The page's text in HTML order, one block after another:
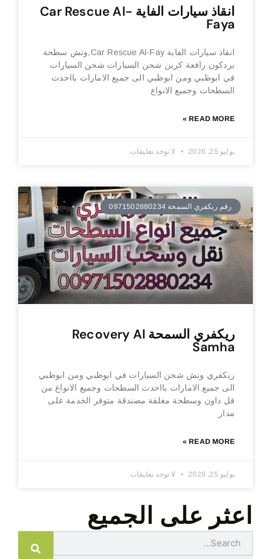
انقاذ سيارات الفاية Car Rescue Al-
Faya
انقاذ سيارات الفاية Car Rescue Al-Fay,ونش سطحة
بردكون رافعة كرين شحن السيارات شحن السيارات
في ابوظبي ومن ابوظبي الى جميع الامارات بااحدث
السطحات وجميع الانواع
READ MORE »
يوليو 25, 2026 لا توجد تعليقات
رقم ريكفري السمحة 0971502880234
ريكفري السمحة Recovery Al
Samha
ريكفري ونش شحن السيارات في ابوظبي ومن ابوظبي
الى جميع الامارات بااحدث السطحات وجميع الانواع من
فل داون وسطحة مغلقة مصندقة متوفر الخدمة على
مدار
READ MORE »
يوليو 25, 2026 لا توجد تعليقات
اعثر على الجميع